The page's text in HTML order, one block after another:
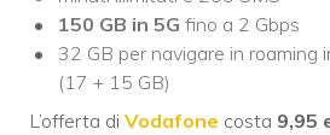
150 GB in 5G fino a 2 Gbps
32 GB per navigare in roaming
(17 + 15 GB)
L’offerta di Vodafone costa 9,95